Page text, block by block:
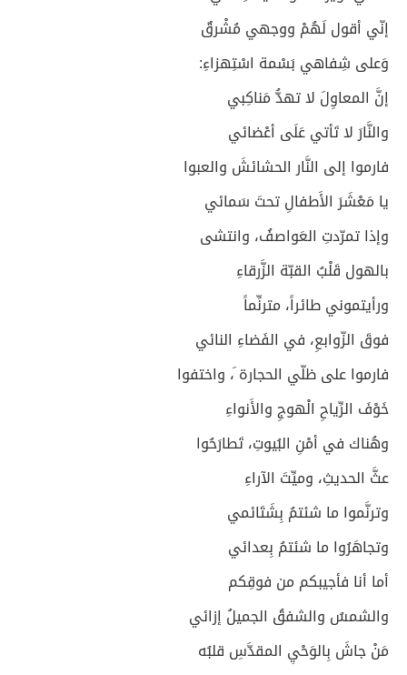
إنّي أقول لَهُمْ ووجهي مُشْرقٌ
وَعلى شِفاهي بَسْمة اسْتِهزاءِ:
إنَّ المعاوِلَ لا تهدُّ مَناكِبي
والنَّارَ لا تَأتي عَلَى أعْضائي
فارموا إلى النَّار الحشائشَ والعبوا
يا مَعْشَرَ الأَطفالِ تحتَ سَمائي
وإذا تمرّدتِ العَواصفُ، وانتشى
بالهول قَلْبُ القبّة الزَّرقاءِ
ورأيتموني طائراً، مترنِّماً
فوقَ الزّوابعِ، في الفَضاءِ النائي
فارموا على ظلّي الحجارة َ، واختفوا
خَوْفَ الرِّياحِ الْهوجِ والأَنواءِ
وهُناك في أمْنِ البُيوتِ، تَطارَحُوا
عثَّ الحديثِ، وميِّتَ الآراءِ
وترنَّموا ما شئتمُ بِشَتَائمي
وتجاهَرُوا ما شئتمُ بِعدائي
أما أنا فأجيبكم من فوقِكم
والشمسُ والشفقُ الجميلُ إزائي
مَنْ جاشَ بِالوَحْيِ المقدَّسِ قلبُه